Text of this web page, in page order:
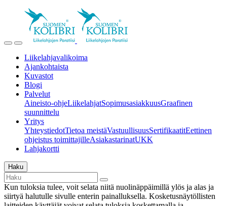
Liikelahjavalikoima
Ajankohtaista
Kuvastot
Blogi
Palvelut
Aineisto-ohjeLiikelahjatSopimusasiakkuusGraafinen
suunnittelu
Yritys
YhteystiedotTietoa meistäVastuullisuusSertifikaatitEettinen
ohjeistus toimittajilleAsiakastarinatUKK
Lahjakortti
Haku
Kun tuloksia tulee, voit selata niitä nuolinäppäimillä ylös ja alas ja
siirtyä halutulle sivulle enterin painalluksella. Kosketusnäytöllisten